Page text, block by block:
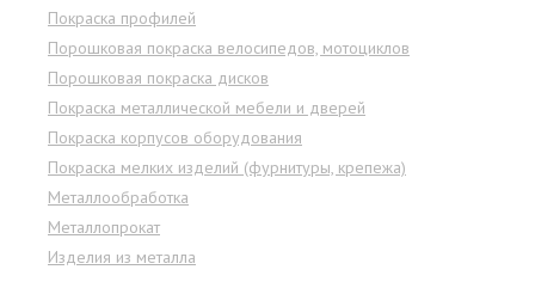
Покраска профилей
Порошковая покраска велосипедов, мотоциклов
Порошковая покраска дисков
Покраска металлической мебели и дверей
Покраска корпусов оборудования
Покраска мелких изделий (фурнитуры, крепежа)
Металлообработка
Металлопрокат
Изделия из металла